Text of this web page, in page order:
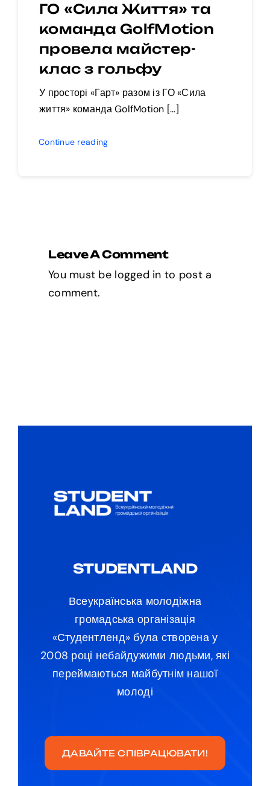
ГО «Сила Життя» та
команда GolfMotion
провела майстер-
клас з гольфу
У просторі «Гарт» разом із ГО «Сила
життя» команда GolfMotion […]
Continue reading
Leave A Comment
You must be logged in to post a
comment.
STUDENTLAND
Всеукраїнська молодіжна
громадська організація
«Студентленд» була створена у
2008 році небайдужими людьми, які
переймаються майбутнім нашої
молоді
ДАВАЙТЕ СПІВРАЦЮВАТИ!